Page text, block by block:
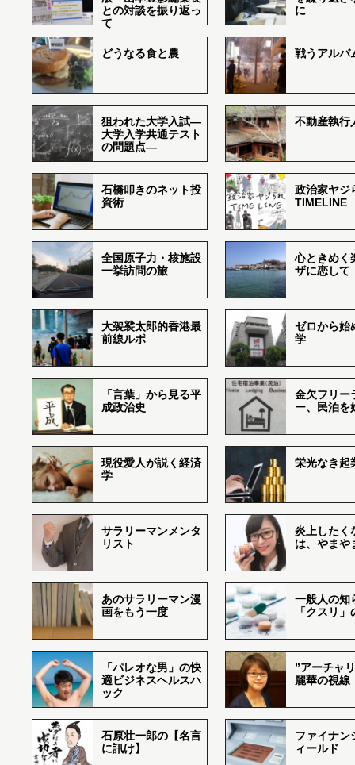
との対談を振り返っ
て
に
どうなる食と農 戦うアルバ
狙われた大学入試―
大学入学共通テスト
の問題点―
不動産執行
石橋叩きのネット投
資術
政治家ヤジ
TIMELINE
全国原子力・核施設
一挙訪問の旅
心ときめく
ザに恋して
大袈裟太郎的香港最
前線ルポ
ゼロから始
学
「言葉」から見る平
成政治史
金欠フリー
ー、民泊を
現役愛人が説く経済
学
栄光なき起
サラリーマンメンタ
リスト
炎上したく
は、やまや
あのサラリーマン漫
画をもう一度
一般人の知
「クスリ
「パレオな男」の快
適ビジネスヘルスハ
ック
”アーチャ
麗華の視線
石原壮一郎の【名言
に訊け】
ファイナン
ィールド